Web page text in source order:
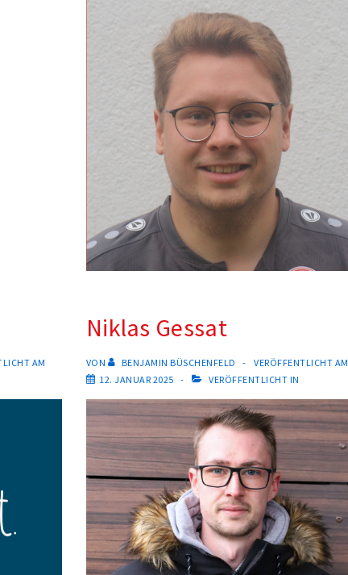
AM
Niklas Gessat
VON BENJAMIN BÜSCHENFELD
VERÖFFENTLICHT AM
12. JANUAR 2025
VERÖFFENTLICHT IN